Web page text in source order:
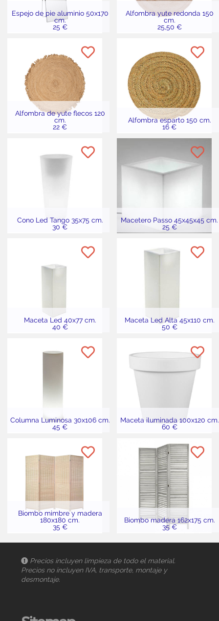
Espejo de pie aluminio 50x170
cm.
25 €
Alfombra yute redonda 150
cm.
25,50 €
Alfombra de yute flecos 120
cm.
22 €
Alfombra esparto 150 cm.
16 €
Cono Led Tango 35x75 cm.
30 €
Macetero Passo 45x45x45 cm.
25 €
Maceta Led 40x77 cm.
40 €
Maceta Led Alta 45x110 cm.
50 €
Columna Luminosa 30x106 cm.
45 €
Maceta iluminada 100x120 cm.
60 €
Biombo mimbre y madera
180x180 cm.
35 €
Biombo madera 162x175 cm.
35 €
Precios incluyen limpieza de todo el material.
Precios no incluyen IVA, transporte, montaje y
desmontaje.